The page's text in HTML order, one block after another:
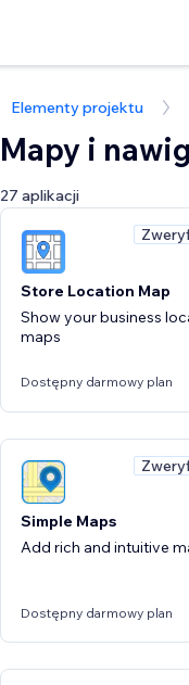
Elementy projektu
Mapy i
27 aplikacji
Store Location Map
Show your business
maps
Dostępny darmowy plan
Simple Maps
Add rich and intuitive
Dostępny darmowy plan